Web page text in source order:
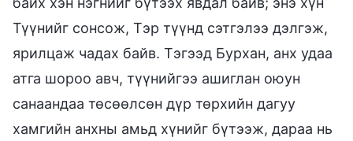
Түүнийг сонсож, Тэр түүнд сэтгэлээ дэлгэж,
ярилцаж чадах байв. Тэгээд Бурхан, анх удаа
атга шороо авч, түүнийгээ ашиглан оюун
санаандаа төсөөлсөн дүр төрхийн дагуу
хамгийн анхны амьд хүнийг бүтээж, дараа нь